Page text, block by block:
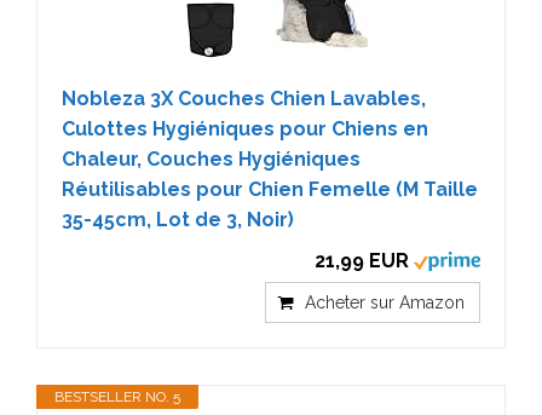
Nobleza 3X Couches Chien Lavables,
Culottes Hygiéniques pour Chiens en
Chaleur, Couches Hygiéniques
Réutilisables pour Chien Femelle (M Taille
35-45cm, Lot de 3, Noir)
21,99 EUR
Acheter sur Amazon
BESTSELLER NO. 5